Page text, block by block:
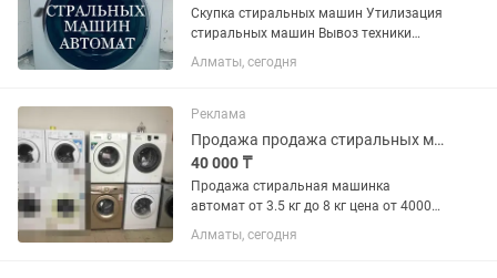
Скупка стиральных машин Утилизация
стиральных машин Вывоз техники
день в обращения для оценок
присылайте фото машинки
Алматы, сегодня
Реклама
Продажа продажа стиральных машин автомат
40 000 ₸
Продажа стиральная машинка
автомат от 3.5 кг до 8 кг цена от 40000
начинается пишите звоните
приезжайте посмотрите заберайте
Алматы, сегодня